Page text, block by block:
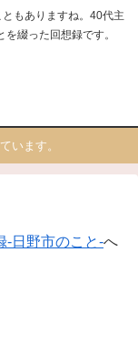
もありますね。40代主
綴った回想録です。
います。
-日野市のこと-へ